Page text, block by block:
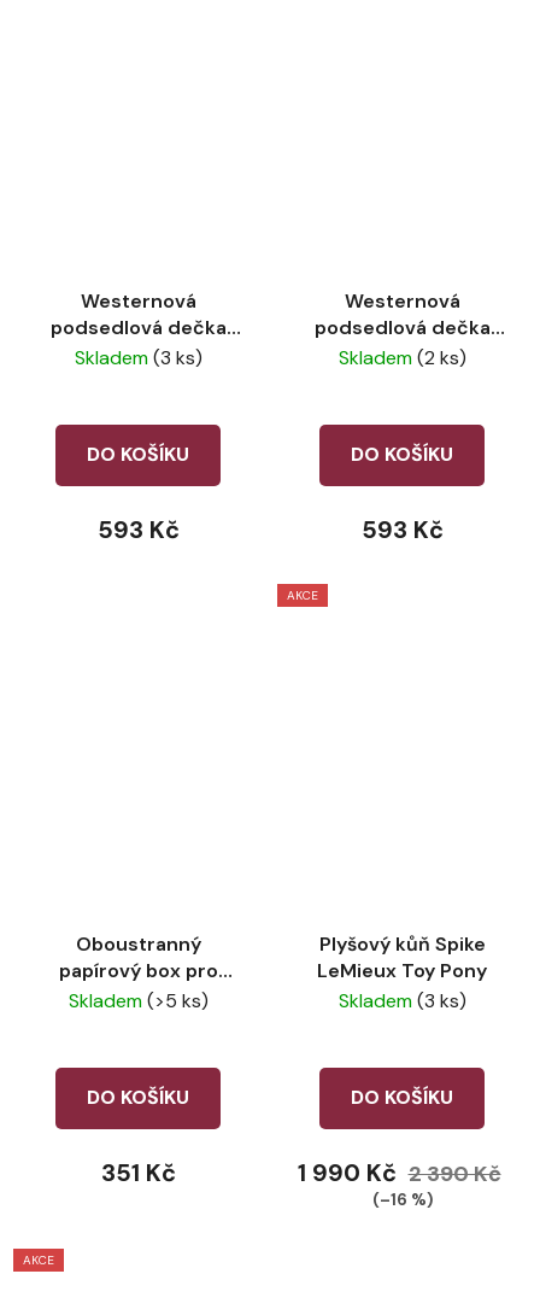
Westernová
podsedlová dečka
pro plyšového koně
Skladem(3 ks)
DO KOŠÍKU
593 Kč
Westernová
podsedlová dečka
pro plyšového koně
Skladem(2 ks)
DO KOŠÍKU
593 Kč
Oboustranný
papírový box pro
plyšové koně LeMieux
Skladem(>5 ks)
DO KOŠÍKU
351 Kč
AKCE
Plyšový kůň Spike
LeMieux Toy Pony
Skladem(3 ks)
DO KOŠÍKU
1 990 Kč 2 390 Kč
(–16 %)
AKCE